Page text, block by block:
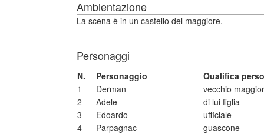
Ambientazione
La scena è in un castello del maggiore.
Personaggi
N. Personaggio
Qualifica
1
Derman
vecchio
2
Adele
di lui figlia
3
Edoardo
ufficiale
4
Parpagnac
guascone